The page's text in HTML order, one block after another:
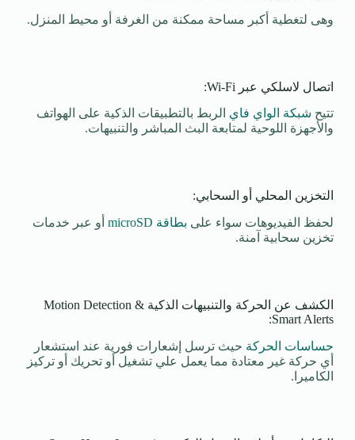
وهى لتغطية أكبر مساحة ممكنة من الغرفة أو محيط المنزل.
اتصال لاسلكي عبر Wi-Fi:
تتيح شبكة الواي فاي الربط بالتطبيقات الذكية على الهواتف
والأجهزة اللوحية لمتابعة البث المباشر والتنبيهات.
التخزين المحلي أو السحابي:
لحفظ الفيديوهات سواء على بطاقة microSD
أو عبر خدمات
تخزين سحابية آمنة.
الكشف عن الحركة والتنبيهات الذكية Motion Detection &
Smart Alerts:
حساسات الحركة حيث ترسل إشعارات فورية عند استشعار
أي حركة غير معتادة مما يعمل علي تشغيل أو تحريك أو تركيز
الكاميرا.